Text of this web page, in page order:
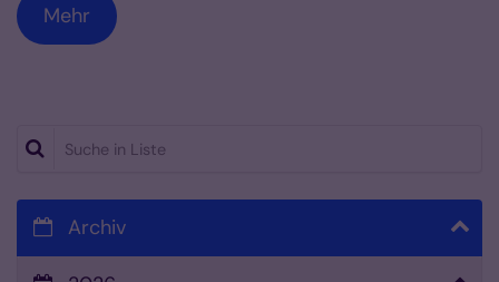
Mehr
Suche in Liste
Archiv